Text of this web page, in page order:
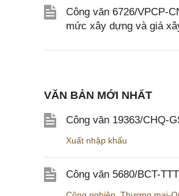
Công văn 6726/VPCP-
mức xây dựng và giá
VĂN BẢN MỚI NHẤT
Công văn 19363/CHQ-
Xuất nhập khẩu
Công văn 5680/BCT-